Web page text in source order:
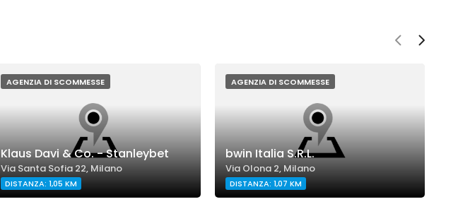
AGENZIA DI SCOMMESSE
Klaus Davi & Co. - Stanleybet
Via Santa Sofia 22, Milano
DISTANZA: 1,05 KM
AGENZIA DI SCOMMESSE
bwin Italia S.R.L.
Via Olona 2, Milano
DISTANZA: 1,07 KM